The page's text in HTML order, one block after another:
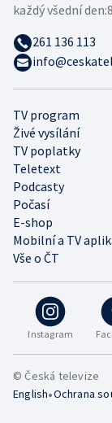
Instagram
TV program
Živé vysílání
TV poplatky
Teletext
Podcasty
Počasí
E-shop
Mobilní a TV
Vše o ČT
každý všední den:
261 136 113
© Česká televize
English•Ochrana